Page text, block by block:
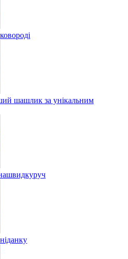
шашлик за унікальним